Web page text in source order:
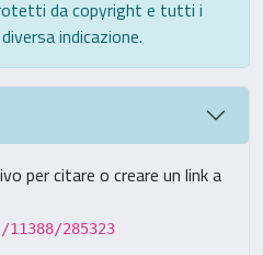
da copyright e tutti i
indicazione.
per citare o creare un link a
285323